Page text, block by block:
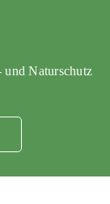
und Naturschutz